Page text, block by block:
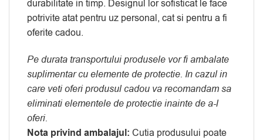
durabilitate in timp. Designul lor sofisticat le face
potrivite atat pentru uz personal, cat si pentru a fi
oferite cadou.
Pe durata transportului produsele vor fi ambalate
suplimentar cu elemente de protectie. In cazul in
care veti oferi produsul cadou va recomandam sa
eliminati elementele de protectie inainte de a-l
oferi.
Nota privind ambalajul: Cutia produsului poate